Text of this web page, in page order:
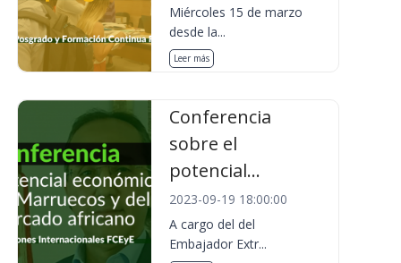
Miércoles 15 de marzo
desde la...
Leer más
Conferencia
sobre el
potencial...
2023-09-19 18:00:00
A cargo del del
Embajador Extr...